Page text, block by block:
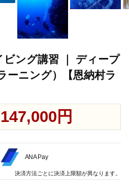
ビング講習 ｜ ディープ
ーニング）【恩納村ラ
147,000円
ANA Pay
決済方法ごとに決済上限額が異なります。